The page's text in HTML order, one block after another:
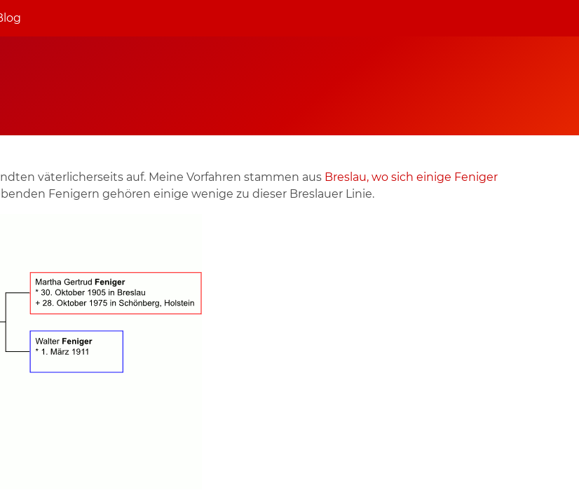
väterlicherseits auf. Meine Vorfahren stammen aus Breslau, wo sich einige Feniger
Fenigern gehören einige wenige zu dieser Breslauer Linie.